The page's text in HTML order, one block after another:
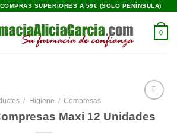
SUPERIORES A 59€ (SOLO PENÍNSULA)
0
a la
/ Higiene / Compresas
Maxi 12 Unidades